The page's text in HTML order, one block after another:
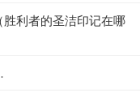
利者的圣洁印记在哪